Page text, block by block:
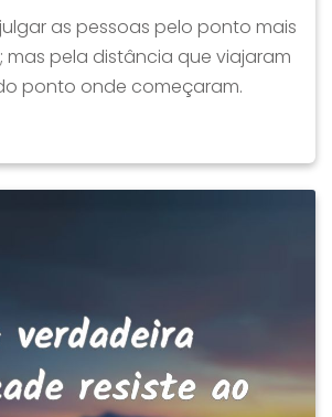
as pessoas pelo ponto mais
mas pela distância que viajaram
ponto onde começaram.